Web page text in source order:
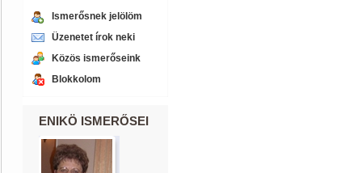
Ismerősnek jelölöm
Üzenetet írok neki
Közös ismerőseink
Blokkolom
ENIKÖ ISMERŐSEI